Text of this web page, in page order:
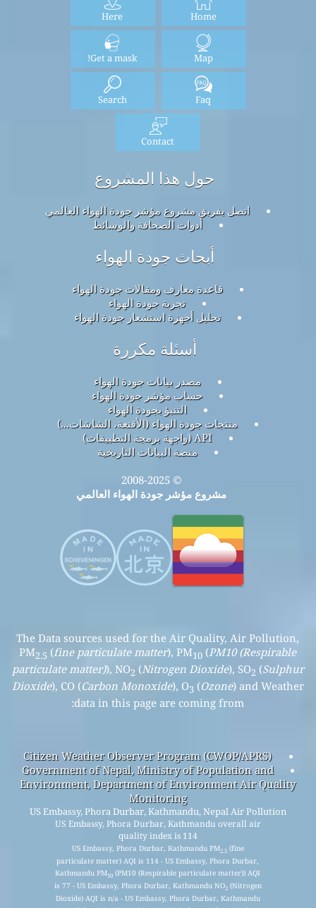
Home
Here
Map
Get a mask!
Faq
Search
Contact
حول هذا المشروع
اتصل بفريق مشروع مؤشر جودة الهواء العالمي
أدوات الصحافة والوسائط
أبحاث جودة الهواء
قاعدة معارف ومقالات جودة الهواء
تجربة جودة الهواء
تحليل أجهزة استشعار جودة الهواء
أسئلة مكررة
مصدر بيانات جودة الهواء
حساب مؤشر جودة الهواء
التنبؤ بجودة الهواء
منتجات جودة الهواء (الأقنعة، الشاشات...)
API (واجهة برمجة التطبيقات)
منصة البيانات التاريخية
© 2008-2025
مشروع مؤشر جودة الهواء العالمي
The Data sources used for the Air Quality, Air Pollution,
PM2.5(fine particulate matter), PM10(PM10 (Respirable
particulate matter)), NO2 (Nitrogen Dioxide), SO2 (Sulphur
Dioxide), CO (Carbon Monoxide), O3 (Ozone ) and Weather
data in this page are coming from:
Citizen Weather Observer Program (CWOP/APRS)
Government of Nepal, Ministry of Population and
Environment, Department of Environment Air Quality
Monitoring
US Embassy, Phora Durbar, Kathmandu, Nepal Air Pollution
US Embassy, Phora Durbar, Kathmandu overall air
quality index is 114
US Embassy, Phora Durbar, Kathmandu PM2.5(fine
particulate matter) AQI is 114 - US Embassy, Phora Durbar,
Kathmandu PM10(PM10 (Respirable particulate matter)) AQI
is 77 - US Embassy, Phora Durbar, Kathmandu NO 2(Nitrogen
Dioxide) AQI is n/a - US Embassy, Phora Durbar, Kathmandu